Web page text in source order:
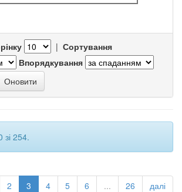
| Сортування
Впорядкування
зі 254.
2 3 4 5 6 ... 26 далі